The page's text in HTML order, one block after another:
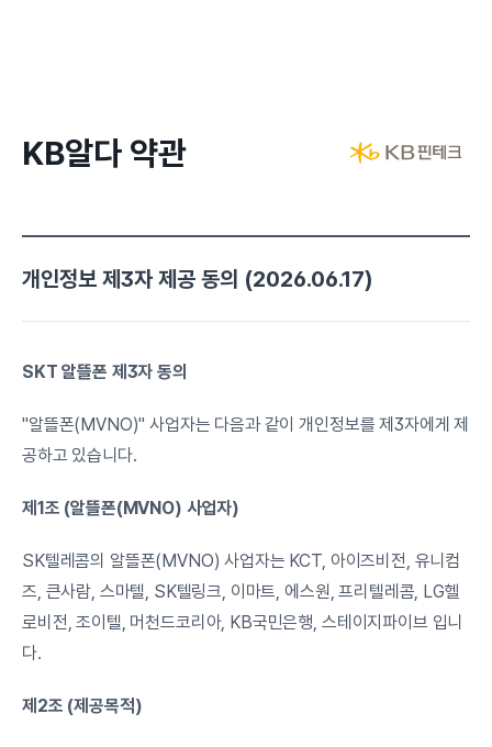
KB알다 약관
개인정보 제3자 제공 동의 (2026.06.17)
SKT 알뜰폰 제3자 동의
"알뜰폰(MVNO)" 사업자는 다음과 같이 개인정보를 제3자에게 제
공하고 있습니다.
제1조 (알뜰폰(MVNO) 사업자)
SK텔레콤의 알뜰폰(MVNO) 사업자는 KCT, 아이즈비전, 유니컴
즈, 큰사람, 스마텔, SK텔링크, 이마트, 에스원, 프리텔레콤, LG헬
로비전, 조이텔, 머천드코리아, KB국민은행, 스테이지파이브 입니
다.
제2조 (제공목적)